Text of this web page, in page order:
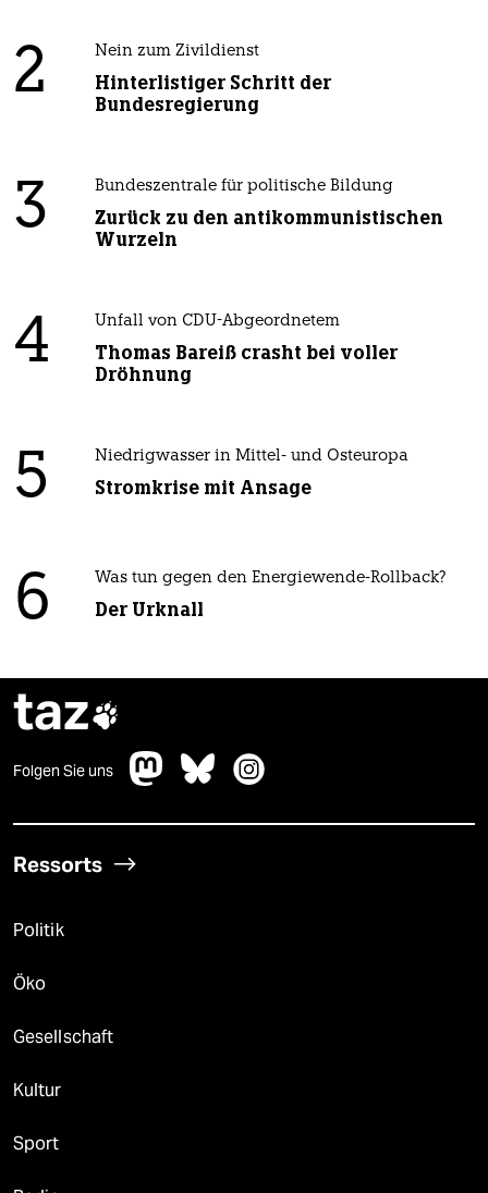
2 Nein zum Zivildienst
Hinterlistiger Schritt der
Bundesregierung
3 Bundeszentrale für politische Bildung
Zurück zu den antikommunistischen
Wurzeln
4 Unfall von CDU-Abgeordnetem
Thomas Bareiß crasht bei voller
Dröhnung
5 Niedrigwasser in Mittel- und Osteuropa
Stromkrise mit Ansage
6 Was tun gegen den Energiewende-Rollback?
Der Urknall
taz
Folgen Sie uns
Ressorts
Politik
Öko
Gesellschaft
Kultur
Sport